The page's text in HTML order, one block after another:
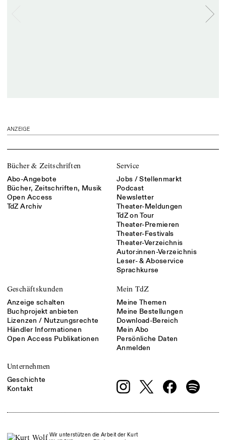
ANZEIGE
Bücher & Zeitschriften
Abo-Angebote
Bücher, Zeitschriften, Musik
Open Access
TdZ Archiv
Service
Jobs / Stellenmarkt
Podcast
Newsletter
Theater-Meldungen
TdZ on Tour
Theater-Premieren
Theater-Festivals
Theater-Verzeichnis
Autor:innen-Verzeichnis
Leser- & Aboservice
Sprachkurse
Geschäftskunden
Anzeige schalten
Buchprojekt anbieten
Lizenzen / Nutzungsrechte
Händler Informationen
Open Access Publikationen
Mein TdZ
Meine Themen
Meine Bestellungen
Download-Bereich
Mein Abo
Persönliche Daten
Anmelden
Unternehmen
Geschichte
Kontakt
Wir unterstützen die Arbeit der Kurt